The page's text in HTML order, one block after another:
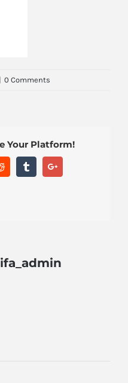
0 Comments
Your Platform!
Reddit TumblrGoogle+